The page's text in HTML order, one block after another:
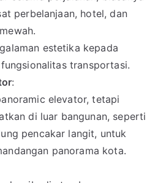
perbelanjaan, hotel, dan
estetika kepada
transportasi.
:
elevator, tetapi
di luar bangunan, seperti
pencakar langit, untuk
panorama kota.